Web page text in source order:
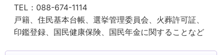
TEL： 088-674-1114
戸籍、住民基本台帳、選挙管理委員会、火葬許可証、
印鑑登録、国民健康保険、国民年金に関することなど